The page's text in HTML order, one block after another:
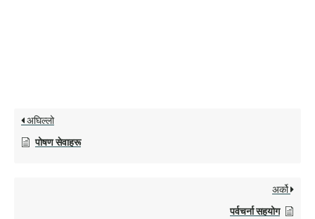
अघिल्लो
पोषण सेवाहरू
अर्को
पर्वचर्ना सहयोग